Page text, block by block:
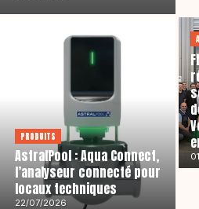
PRODUITS
AstralPool : Aqua Connect,
l’analyseur connecté pour
locaux techniques
22/07/2026